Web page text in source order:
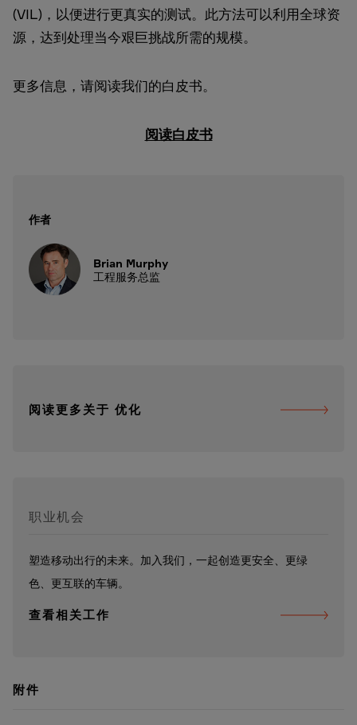
(VIL)，以便进行更真实的测试。此方法可以利用全球资
源，达到处理当今艰巨挑战所需的规模。
更多信息，请阅读我们的白皮书。
阅读白皮书
作者
Brian Murphy
工程服务总监
阅读更多关于 优化
职业机会
塑造移动出行的未来。加入我们，一起创造更安全、更绿
色、更互联的车辆。
查看相关工作
附件